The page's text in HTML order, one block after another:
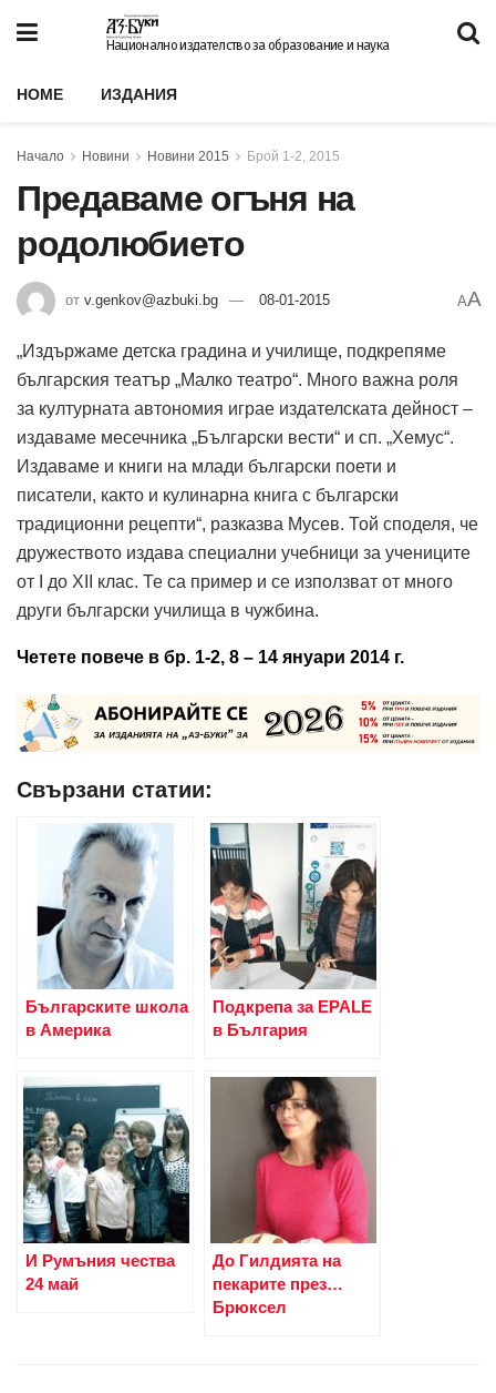
Национално издателство за образование и наука
HOME ИЗДАНИЯ
Начало Новини Новини 2015 Брой 1-2, 2015
Предаваме огъня на
родолюбието
от v.genkov@azbuki.bg 08-01-2015 AA
„Издържаме детска градина и училище, подкрепяме
българския театър „Малко театро“. Много важна роля
за културната автономия играе издателската дейност –
издаваме месечника „Български вести“ и сп. „Хемус“.
Издаваме и книги на млади български поети и
писатели, както и кулинарна книга с български
традиционни рецепти“, разказва Мусев. Той споделя, че
дружеството издава специални учебници за учениците
от I до XII клас. Те са пример и се използват от много
други български училища в чужбина.
Четете повече в бр. 1-2, 8 – 14 януари 2014 г.
Свързани статии:
Българските школа
в Америка
Подкрепа за EPALE
в България
И Румъния чества
24 май
До Гилдията на
пекарите през…
Брюксел